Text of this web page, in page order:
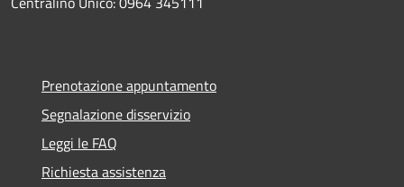
Prenotazione appuntamento
Segnalazione disservizio
Leggi le FAQ
Richiesta assistenza